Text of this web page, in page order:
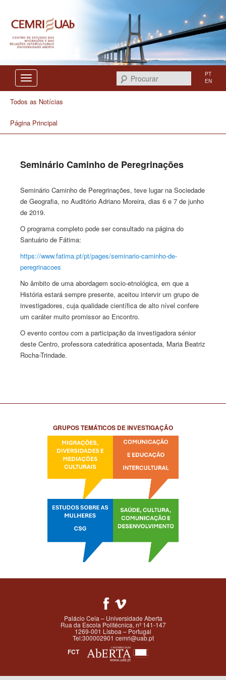
CEMRI
Procurar
PT
EN
Todos as Notícias
Página Principal
Seminário Caminho de Peregrinações
Seminário Caminho de Peregrinações, teve lugar na Sociedade
de Geografia, no Auditório Adriano Moreira, dias 6 e 7 de junho
de 2019.
O programa completo pode ser consultado na página do
Santuário de Fátima:
https://www.fatima.pt/pt/pages/seminario-caminho-de-
peregrinacoes
No âmbito de uma abordagem socio-etnológica, em que a
História estará sempre presente, aceitou intervir um grupo de
investigadores, cuja qualidade científica de alto nível confere
um caráter muito promissor ao Encontro.
O evento contou com a participação da investigadora sénior
deste Centro, professora catedrática aposentada, Maria Beatriz
Rocha-Trindade.
GRUPOS TEMÁTICOS DE INVESTIGAÇÃO
Palácio Ceia – Universidade Aberta
Rua da Escola Politécnica, nº 141-147
1269-001 Lisboa – Portugal
Tel:300002901 cemri@uab.pt
FCT